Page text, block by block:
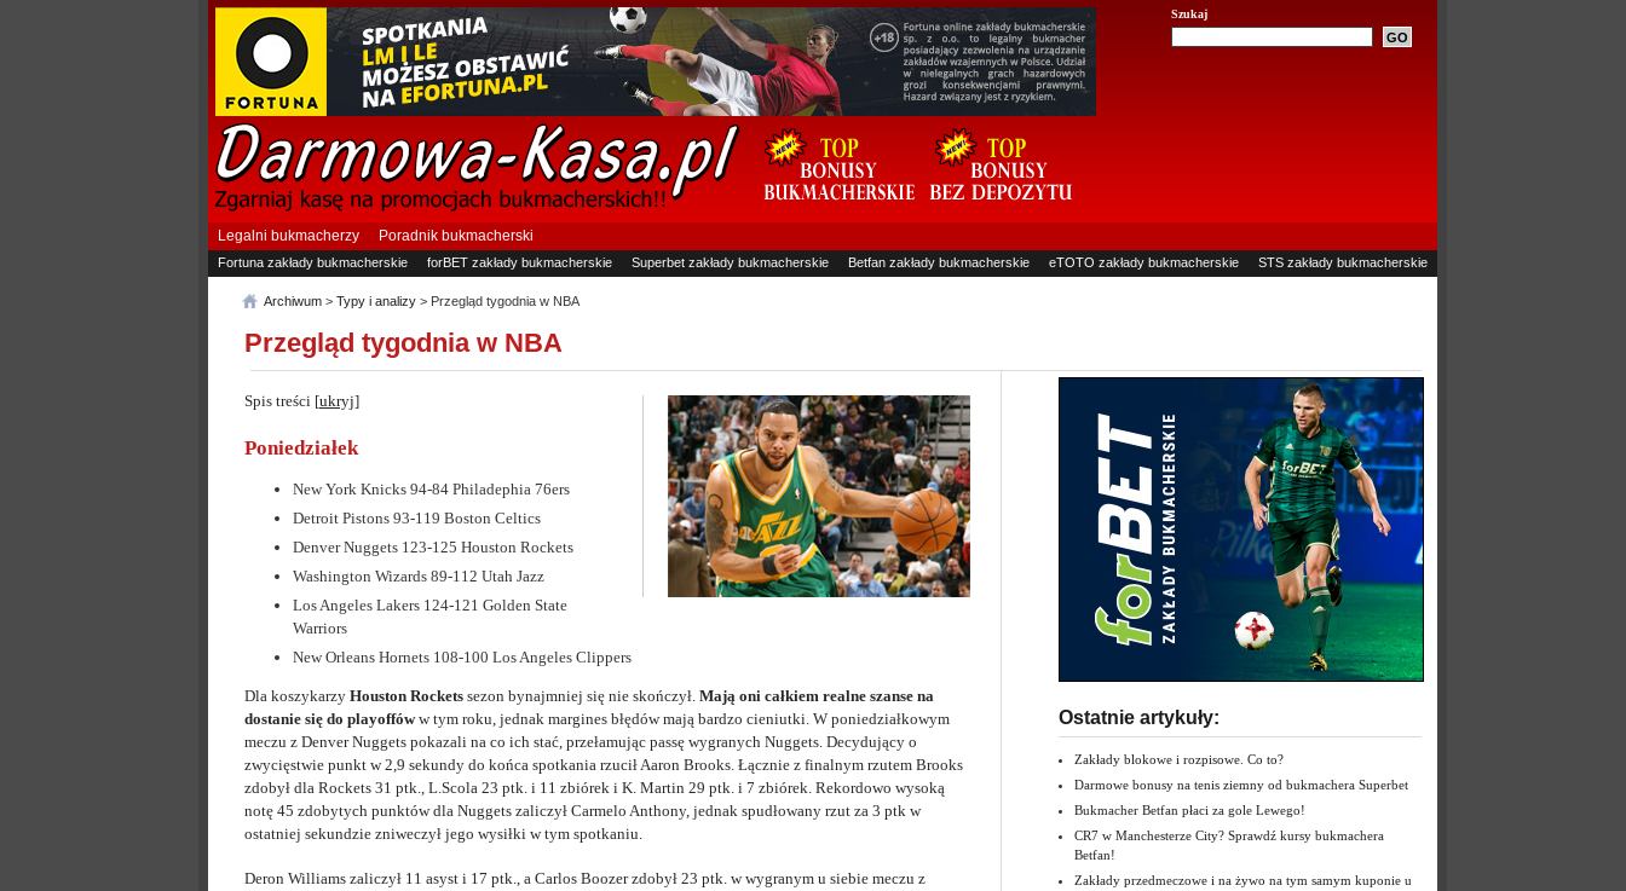
Szukaj
Legalni bukmacherzy Poradnik bukmacherski
Fortuna zakłady bukmacherskie forBET zakłady bukmacherskie Superbet zakłady bukmacherskie Betfan zakłady bukmacherskie eTOTO zakłady bukmacherskie STS zakłady bukmacherskie
Archiwum > Typy i analizy > Przegląd tygodnia w NBA
Przegląd tygodnia w NBA
Spis treści [ukryj]
Poniedziałek
New York Knicks 94-84 Philadephia 76ers
Detroit Pistons 93-119 Boston Celtics
Denver Nuggets 123-125 Houston Rockets
Washington Wizards 89-112 Utah Jazz
Los Angeles Lakers 124-121 Golden State
Warriors
New Orleans Hornets 108-100 Los Angeles Clippers
Dla koszykarzy Houston Rockets sezon bynajmniej się nie skończył. Mają oni całkiem realne szanse na
dostanie się do playoffóww tym roku, jednak margines błędów mają bardzo cieniutki. W poniedziałkowym
meczu z Denver Nuggets pokazali na co ich stać, przełamując passę wygranych Nuggets. Decydujący o
zwycięstwie punkt w 2,9 sekundy do końca spotkania rzucił Aaron Brooks. Łącznie z finalnym rzutem Brooks
zdobył dla Rockets 31 ptk., L.Scola 23 ptk. i 11 zbiórek i K. Martin 29 ptk. i 7 zbiórek. Rekordowo wysoką
notę 45 zdobytych punktów dla Nuggets zaliczył Carmelo Anthony, jednak spudłowany rzut za 3 ptk w
ostatniej sekundzie zniweczył jego wysiłki w tym spotkaniu.
Deron Williams zaliczył 11 asyst i 17 ptk., a Carlos Boozer zdobył 23 ptk. w wygranym u siebie meczu z
Ostatnie artykuły:
Zakłady blokowe i rozpisowe. Co to?
Darmowe bonusy na tenis ziemny od bukmachera Superbet
Bukmacher Betfan płaci za gole Lewego!
CR7 w Manchesterze City? Sprawdź kursy bukmachera
Betfan!
Zakłady przedmeczowe i na żywo na tym samym kuponie u